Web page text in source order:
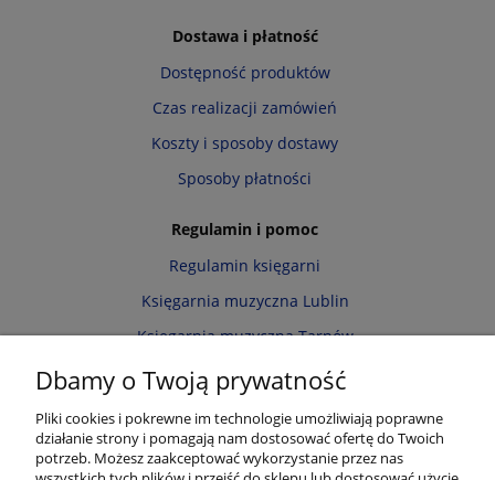
Dostawa i płatność
Dostępność produktów
Czas realizacji zamówień
Koszty i sposoby dostawy
Sposoby płatności
Regulamin i pomoc
Regulamin księgarni
Księgarnia muzyczna Lublin
Księgarnia muzyczna Tarnów
Informacja o cookies
Zwroty i reklamacje
Dbamy o Twoją prywatność
Pliki cookies i pokrewne im technologie umożliwiają poprawne
działanie strony i pomagają nam dostosować ofertę do Twoich
potrzeb. Możesz zaakceptować wykorzystanie przez nas